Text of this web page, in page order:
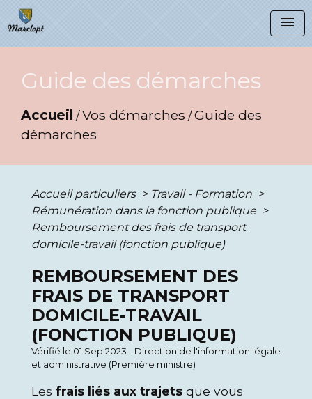
menu
Guide des démarches
Accueil /Vos démarches /Guide des
démarches
Accueil particuliers > Travail - Formation >
Rémunération dans la fonction publique >
Remboursement des frais de transport
domicile-travail (fonction publique)
REMBOURSEMENT DES
FRAIS DE TRANSPORT
DOMICILE-TRAVAIL
(FONCTION PUBLIQUE)
Vérifié le 01 Sep 2023 - Direction de l'information légale
et administrative (Première ministre)
Les frais liés aux trajets que vous